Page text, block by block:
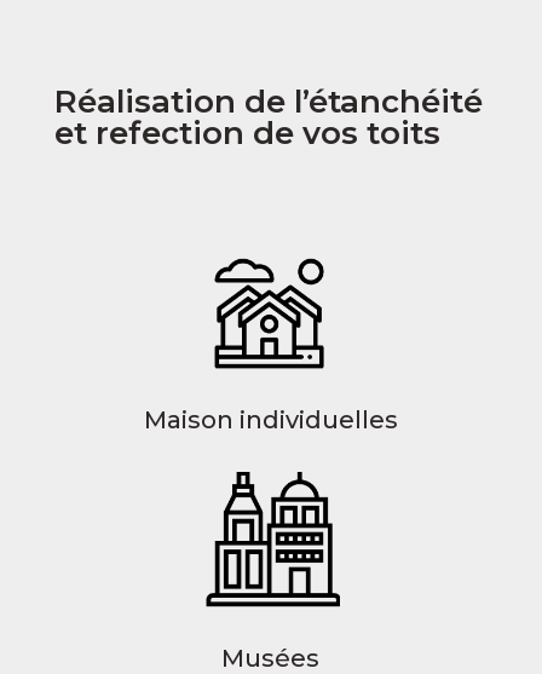
Réalisation de l’étanchéité
et refection de vos toits
Maison individuelles
Musées